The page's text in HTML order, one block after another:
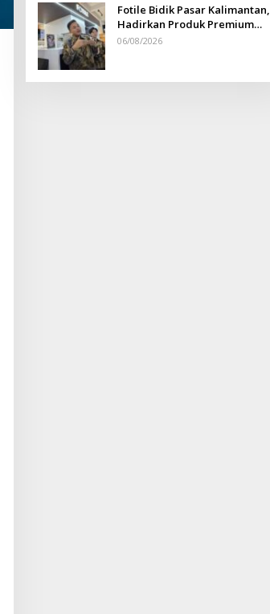
Fotile Bidik Pasar Kalimantan,
Hadirkan Produk Premium
Yang Makin Terjangkau
06/08/2026